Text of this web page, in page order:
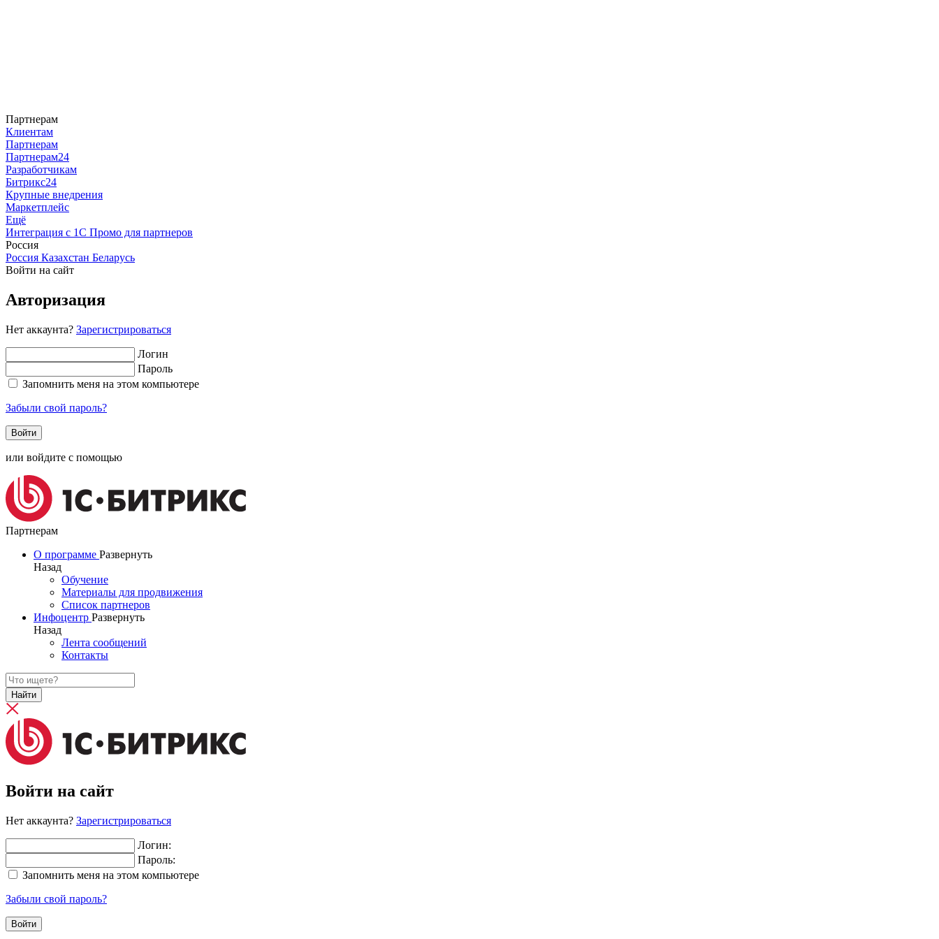
Партнерам
Клиентам
Партнерам
Партнерам24
Разработчикам
Битрикс24
Крупные внедрения
Маркетплейс
Ещё
Интеграция с 1С Промо для партнеров
Россия
Россия Казахстан Беларусь
Войти на сайт
Авторизация
Нет аккаунта? Зарегистрироваться
Логин
Пароль
Запомнить меня на этом компьютере
Забыли свой пароль?
или войдите с помощью
Партнерам
О программе Развернуть
Назад
Обучение
Материалы для продвижения
Список партнеров
Инфоцентр Развернуть
Назад
Лента сообщений
Контакты
Найти
Войти на сайт
Нет аккаунта? Зарегистрироваться
Логин:
Пароль:
Запомнить меня на этом компьютере
Забыли свой пароль?